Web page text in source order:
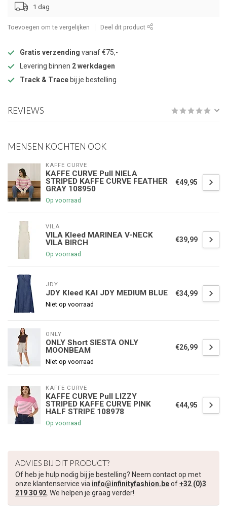
1 dag
Toevoegen om te vergelijken Deel dit product
Gratis verzending vanaf €75,-
Levering binnen 2 werkdagen
Track & Trace bij je bestelling
REVIEWS
MENSEN KOCHTEN OOK
KAFFE CURVE
KAFFE CURVE Pull NIELA
STRIPED KAFFE CURVE FEATHER
GRAY 108950
Op voorraad
€49,95
VILA
VILA Kleed MARINEA V-NECK
VILA BIRCH
Op voorraad
€39,99
JDY
JDY Kleed KAI JDY MEDIUM BLUE
Niet op voorraad
€34,99
ONLY
ONLY Short SIESTA ONLY
MOONBEAM
Niet op voorraad
€26,99
KAFFE CURVE
KAFFE CURVE Pull LIZZY
STRIPED KAFFE CURVE PINK
HALF STRIPE 108978
Op voorraad
€44,95
ADVIES BIJ DIT PRODUCT?
Of heb je hulp nodig bij je bestelling? Neem contact op met
onze klantenservice via info@infinityfashion.beof+32 (0)3
219 30 92. We helpen je graag verder!
Schrijf je in voor onze nieuwsbrief om op de hoogte te blijven
over onze nieuwe collectie, en ontvang5 euro kortingop je
volgende aankoop! 😀